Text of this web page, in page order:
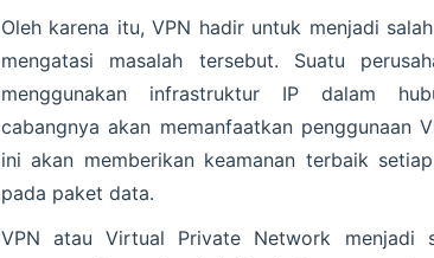
Oleh karena itu, VPN hadir untuk menjadi
mengatasi masalah tersebut. Suatu
menggunakan infrastruktur IP dalam
cabangnya akan memanfaatkan penggunaan
ini akan memberikan keamanan terbaik
pada paket data.
VPN atau Virtual Private Network menjadi